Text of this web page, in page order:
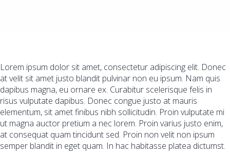
Lorem ipsum dolor sit amet, consectetur adipiscing elit. Donec
at velit sit amet justo blandit pulvinar non eu ipsum. Nam quis
dapibus magna, eu ornare ex. Curabitur scelerisque felis in
risus vulputate dapibus. Donec congue justo at mauris
elementum, sit amet finibus nibh sollicitudin. Proin vulputate mi
ut magna auctor pretium a nec lorem. Proin varius justo enim,
at consequat quam tincidunt sed. Proin non velit non ipsum
semper blandit in eget quam. In hac habitasse platea dictumst.